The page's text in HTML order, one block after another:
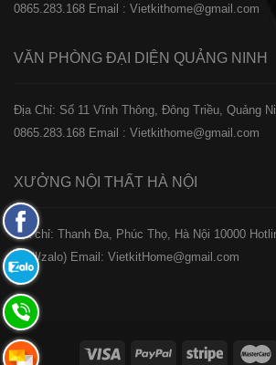
0865.283.168 Email : Vietkithome@gmail.com
VĂN PHÒNG ĐẠI DIỆN QUẢNG NINH
Địa Chỉ: Số 11 Vĩnh Thông, Đông Triều, Quảng
0865.283.168 Email : Vietkithome@gmail.com
XƯỞNG NỘI THẤT HÀ NỘI
️Địa chỉ: Thanh Đa, Phúc Thọ, Hà Nội 10000
(Call/zalo) Email: VietkitHome@gmail.com
Fanpage
Facebook
Zalo:
0865.283.168
Hotline:
0865.283.168
Hotline: